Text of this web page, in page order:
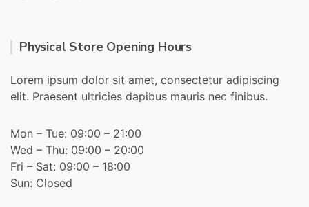
Physical Store Opening Hours
Lorem ipsum dolor sit amet, consectetur adipiscing
elit. Praesent ultricies dapibus mauris nec finibus.
Mon – Tue: 09:00 – 21:00
Wed – Thu: 09:00 – 20:00
Fri – Sat: 09:00 – 18:00
Sun: Closed